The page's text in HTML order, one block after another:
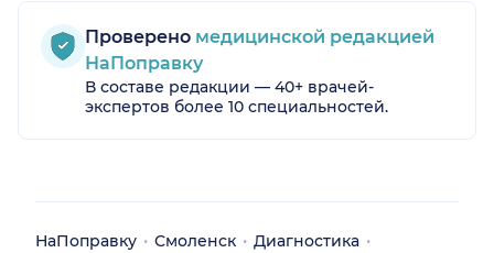
Проверено медицинской редакцией
НаПоправку
В составе редакции — 40+ врачей-
экспертов более 10 специальностей.
НаПоправку Смоленск
Диагностика